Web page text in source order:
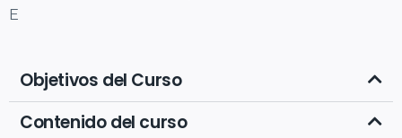
E
Objetivos del Curso
Contenido del curso